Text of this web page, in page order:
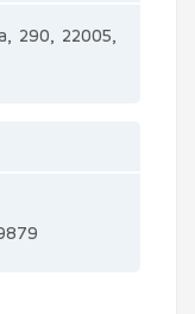
290, 22005,